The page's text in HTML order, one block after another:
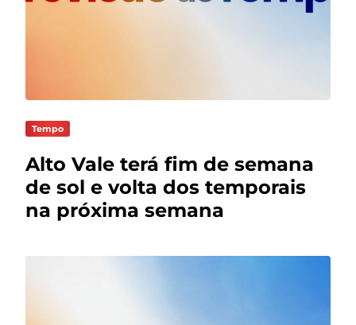
Tempo
Alto Vale terá fim de semana
de sol e volta dos temporais
na próxima semana